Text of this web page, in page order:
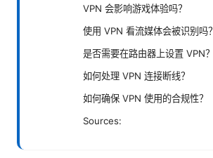
VPN 会影响游戏体验吗？
使用 VPN 看流媒体会被识别吗？
是否需要在路由器上设置 VPN？
如何处理 VPN 连接断线？
如何确保 VPN 使用的合规性？
Sources: